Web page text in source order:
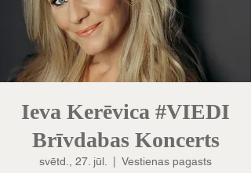
Ieva Kerēvica #VIEDI
Brīvdabas Koncerts
svētd., 27. jūl. Vestienas pagasts